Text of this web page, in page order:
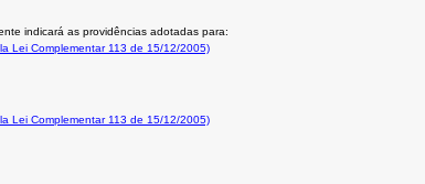
indicará as providências adotadas para:
Lei Complementar 113 de 15/12/2005)
Lei Complementar 113 de 15/12/2005)